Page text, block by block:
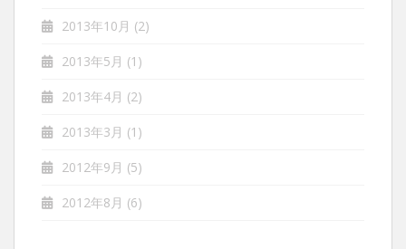
2013年10月 (2)
2013年5月 (1)
2013年4月 (2)
2013年3月 (1)
2012年9月 (5)
2012年8月 (6)